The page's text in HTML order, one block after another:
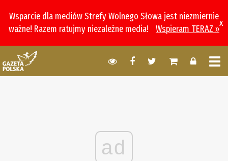
Wsparcie dla mediów Strefy Wolnego Słowa jest niezmiernie
ważne! Razem ratujmy niezależne media!
Wspieram TERAZ »
x
ad